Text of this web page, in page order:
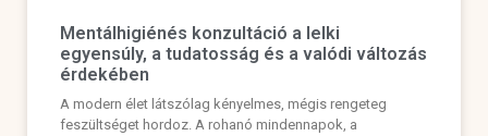
Mentálhigiénés konzultáció a lelki
egyensúly, a tudatosság és a valódi változás
érdekében
A modern élet látszólag kényelmes, mégis rengeteg
feszültséget hordoz. A rohanó mindennapok, a